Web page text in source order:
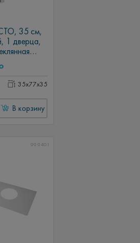
35 см,
1 дверца,
35x77x35
В корзину
99.9401